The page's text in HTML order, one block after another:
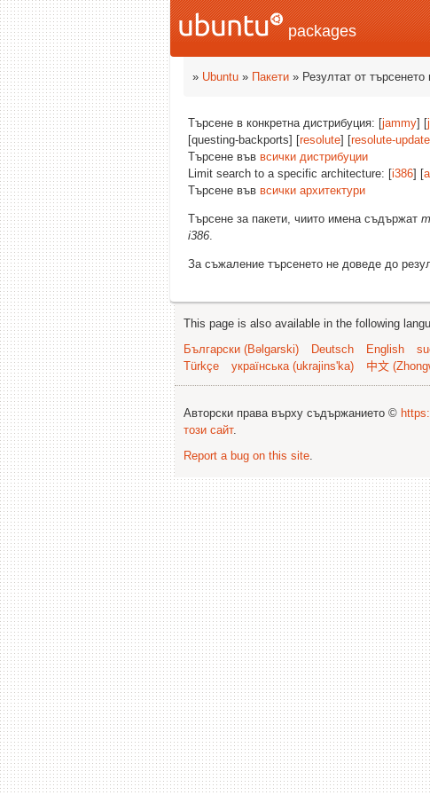
packages
» Ubuntu » Пакети » Резултат от търсенето
Търсене в конкретна дистрибуция: [jammy] [
[questing-backports] [resolute] [resolute-
Търсене във всички дистрибуции
Limit search to a specific architecture: [i386] [
Търсене във всички архитектури
Търсене за пакети, чиито имена съдържат
i386.
За съжаление търсенето не доведе до
This page is also available in the following
Български (Bəlgarski)
Deutsch English
Türkçe
українська (ukrajins'ka) 中文
Авторски права върху съдържанието ©
този сайт.
Report a bug on this site.